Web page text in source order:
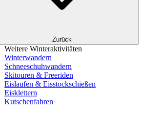
Zurück
Weitere Winteraktivitäten
Winterwandern
Schneeschuhwandern
Skitouren & Freeriden
Eislaufen & Eisstockschießen
Eisklettern
Kutschenfahren